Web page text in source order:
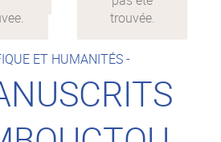
ET HUMANITÉS -